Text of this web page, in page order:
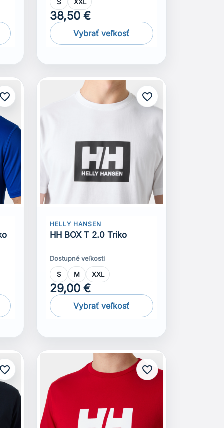
38,50 €
Vybrať veľkosť
favorite_border
HELLY HANSEN
HH BOX T 2.0 Triko
Dostupné veľkosti
S M XXL
29,00 €
Vybrať veľkosť
favorite_border